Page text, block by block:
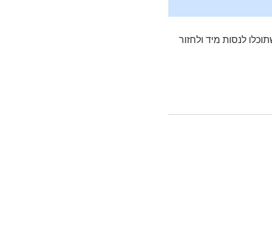
ריכזנו עבורכם 7 פתרונות יעילים שתוכלו לנסות מיד ולחזור